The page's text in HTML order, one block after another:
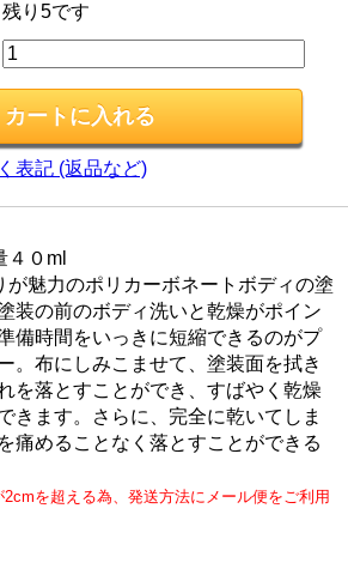
残り5です
表記 (返品など)
０ml
が魅力のポリカーボネートボディの塗
装の前のボディ洗いと乾燥がポイン
備時間をいっきに短縮できるのがプ
。布にしみこませて、塗装面を拭き
を落とすことができ、すばやく乾燥
きます。さらに、完全に乾いてしま
痛めることなく落とすことができる
を超える為、発送方法にメール便をご利用